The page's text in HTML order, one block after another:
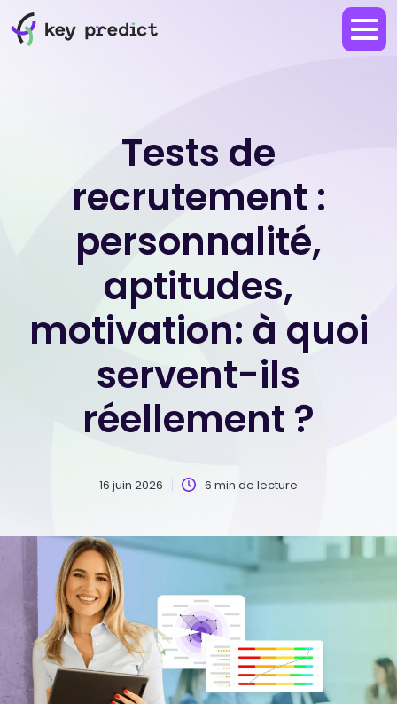
Tests de
recrutement :
personnalité,
aptitudes,
motivation: à quoi
servent-ils
réellement ?
16 juin 2026 6 min de lecture